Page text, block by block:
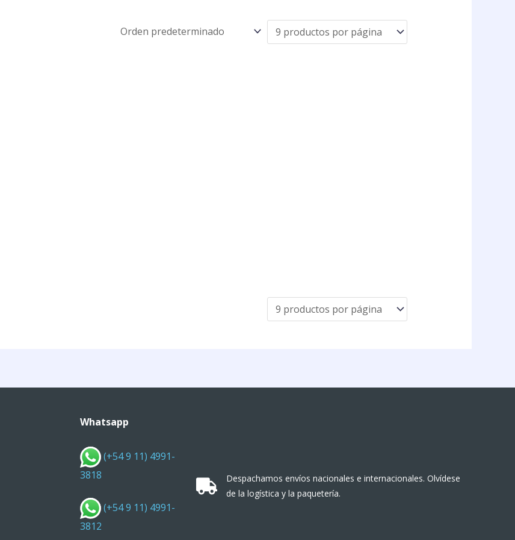
Whatsapp
(+54 9 11) 4991-
3818
(+54 9 11) 4991-
3812
Despachamos envíos nacionales e internacionales. Olvídese
de la logística y la paquetería.